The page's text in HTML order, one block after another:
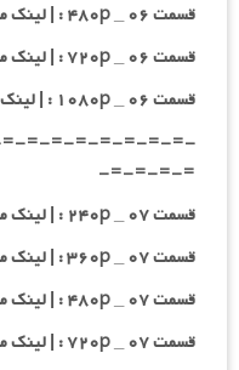
قسمت ۰۶ _ ۴۸۰p : | لینک مستقیم |
قسمت ۰۶ _ ۷۲۰p : | لینک مستقیم |
قسمت ۰۶ _ ۱۰۸۰p : | لینک مستقیم |
=-=-=-=-=-=-=-
=-=-=-=-
قسمت ۰۷ _ ۲۴۰p : | لینک مستقیم |
قسمت ۰۷ _ ۳۶۰p : | لینک مستقیم |
قسمت ۰۷ _ ۴۸۰p : | لینک مستقیم |
قسمت ۰۷ _ ۷۲۰p : | لینک مستقیم |